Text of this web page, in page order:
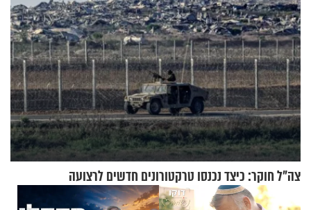
צה"ל חוקר: כיצד נכנסו טרקטורונים חדשים לרצועה